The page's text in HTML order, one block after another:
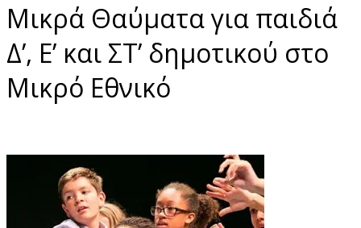
Μικρά Θαύματα για παιδιά
Δ’, Ε’ και ΣΤ’ δημοτικού στο
Μικρό Εθνικό